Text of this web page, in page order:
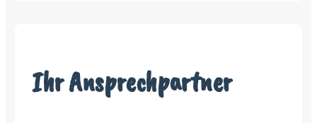
Ihr Ansprechpartner